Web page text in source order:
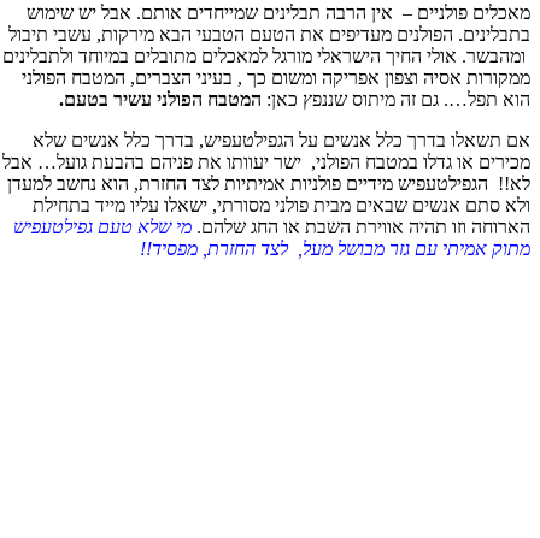
מאכלים פולניים – אין הרבה תבלינים שמייחדים אותם. אבל יש שימוש
בתבלינים. הפולנים מעדיפים את הטעם הטבעי הבא מירקות, עשבי תיבול
ומהבשר. אולי החיך הישראלי מורגל למאכלים מתובלים במיוחד ולתבלינים
ממקורות אסיה וצפון אפריקה ומשום כך , בעיני הצברים, המטבח הפולני
הוא תפל…. גם זה מיתוס שננפץ כאן: המטבח הפולני עשיר בטעם.
אם תשאלו בדרך כלל אנשים על הגפילטעפיש, בדרך כלל אנשים שלא
מכירים או גדלו במטבח הפולני, ישר יעוותו את פניהם בהבעת גועל… אבל
לא!! הגפילטעפיש מידיים פולניות אמיתיות לצד החזרת, הוא נחשב למעדן
ולא סתם אנשים שבאים מבית פולני מסורתי, ישאלו עליו מייד בתחילת
הארוחה וזו תהיה אווירת השבת או החג שלהם. מי שלא טעם גפילטעפיש
מתוק אמיתי עם גזר מבושל מעל, לצד החזרת, מפסיד!!